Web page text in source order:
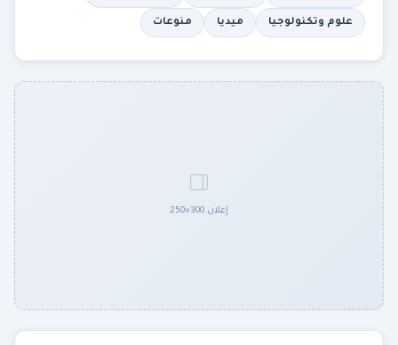
علوم وتكنولوجيا ميديا منوعات
إعلان 300×250